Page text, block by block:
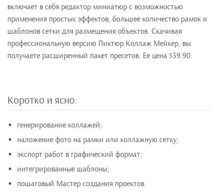
включает в себя редактор миниатюр с возможностью
применения простых эффектов, большее количество рамок и
шаблонов сетки для размещения объектов. Скачивая
профессиональную версию Пиктюр Коллаж Мейкер, вы
получаете расширенный пакет пресетов. Ее цена $39.90.
Коротко и ясно:
генерирование коллажей;
наложение фото на рамки или коллажную сетку;
экспорт работ в графический формат;
интегрированные шаблоны;
пошаговый Мастер создания проектов.